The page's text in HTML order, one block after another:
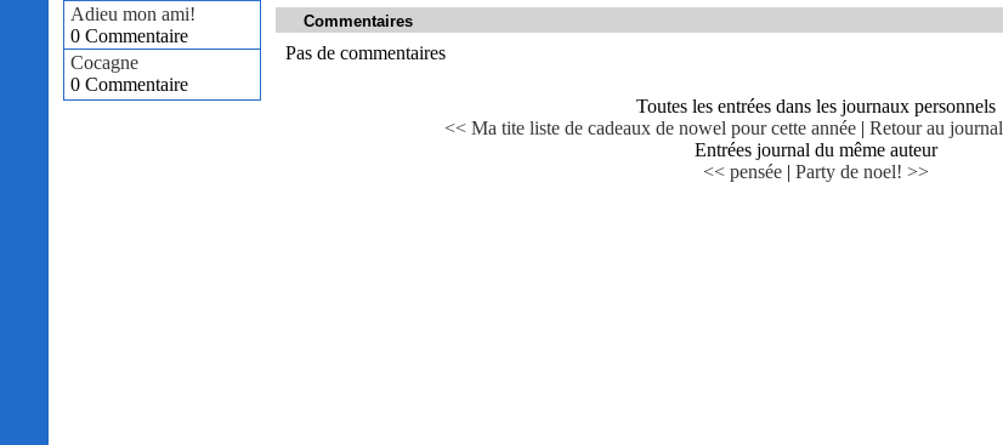
Adieu mon ami!
0 Commentaire
Cocagne
0 Commentaire
Commentaires
Pas de commentaires
Toutes les entrées dans les journaux personnels
<< Ma tite liste de cadeaux de nowel pour cette année| Retour au journal
Entrées journal du même auteur
<< pensée | Party de noel! >>